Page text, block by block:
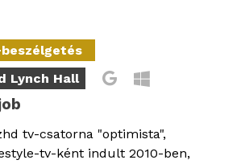
Lynch Hall
tv-csatorna "optimista",
tv-ként indult 2010-ben,